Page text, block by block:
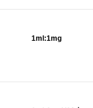
1ml:1mg